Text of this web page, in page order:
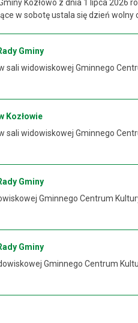
Kozłowo z dnia 1 lipca 2026
w sobotę ustala się dzień wolny
Gminy
sali widowiskowej Gminnego
Kozłowie
sali widowiskowej Gminnego
Gminy
Gminnego Centrum
Gminy
Gminnego Centrum